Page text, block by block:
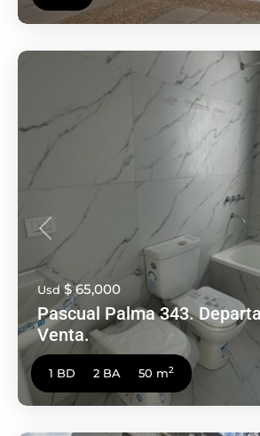
Anterior
Usd$ 65,000
Pascual Palma 343.
Venta.
1 BD 2 BA 50 m2